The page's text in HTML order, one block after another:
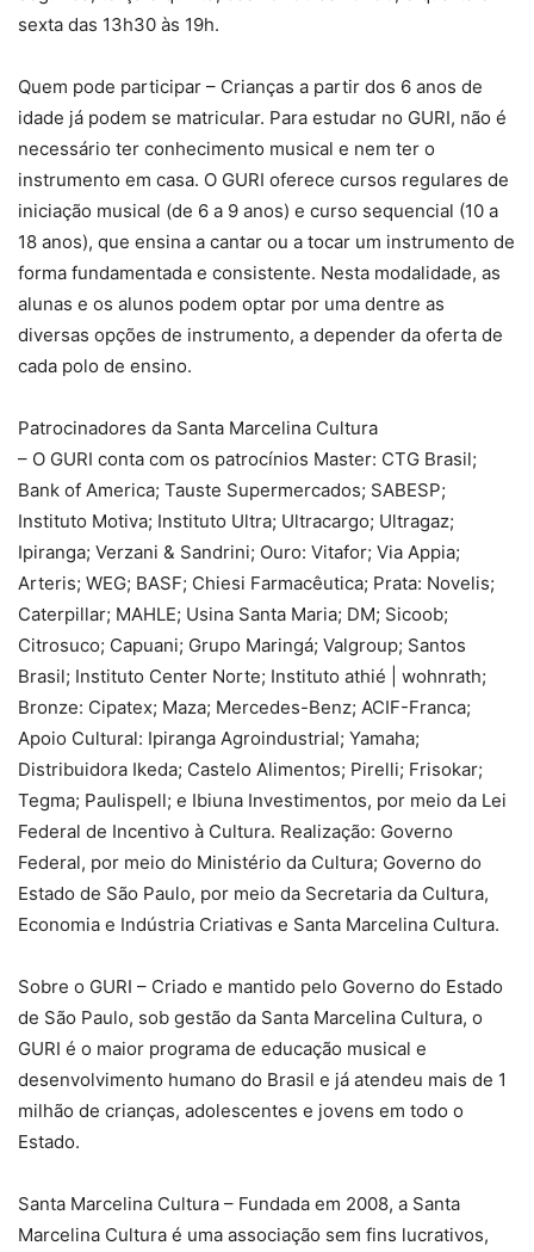
sexta das 13h30 às 19h.
Quem pode participar – Crianças a partir dos 6 anos de
idade já podem se matricular. Para estudar no GURI, não é
necessário ter conhecimento musical e nem ter o
instrumento em casa. O GURI oferece cursos regulares de
iniciação musical (de 6 a 9 anos) e curso sequencial (10 a
18 anos), que ensina a cantar ou a tocar um instrumento de
forma fundamentada e consistente. Nesta modalidade, as
alunas e os alunos podem optar por uma dentre as
diversas opções de instrumento, a depender da oferta de
cada polo de ensino.
Patrocinadores da Santa Marcelina Cultura
– O GURI conta com os patrocínios Master: CTG Brasil;
Bank of America; Tauste Supermercados; SABESP;
Instituto Motiva; Instituto Ultra; Ultracargo; Ultragaz;
Ipiranga; Verzani & Sandrini; Ouro: Vitafor; Via Appia;
Arteris; WEG; BASF; Chiesi Farmacêutica; Prata: Novelis;
Caterpillar; MAHLE; Usina Santa Maria; DM; Sicoob;
Citrosuco; Capuani; Grupo Maringá; Valgroup; Santos
Brasil; Instituto Center Norte; Instituto athié | wohnrath;
Bronze: Cipatex; Maza; Mercedes-Benz; ACIF-Franca;
Apoio Cultural: Ipiranga Agroindustrial; Yamaha;
Distribuidora Ikeda; Castelo Alimentos; Pirelli; Frisokar;
Tegma; Paulispell; e Ibiuna Investimentos, por meio da Lei
Federal de Incentivo à Cultura. Realização: Governo
Federal, por meio do Ministério da Cultura; Governo do
Estado de São Paulo, por meio da Secretaria da Cultura,
Economia e Indústria Criativas e Santa Marcelina Cultura.
Sobre o GURI – Criado e mantido pelo Governo do Estado
de São Paulo, sob gestão da Santa Marcelina Cultura, o
GURI é o maior programa de educação musical e
desenvolvimento humano do Brasil e já atendeu mais de 1
milhão de crianças, adolescentes e jovens em todo o
Estado.
Santa Marcelina Cultura – Fundada em 2008, a Santa
Marcelina Cultura é uma associação sem fins lucrativos,